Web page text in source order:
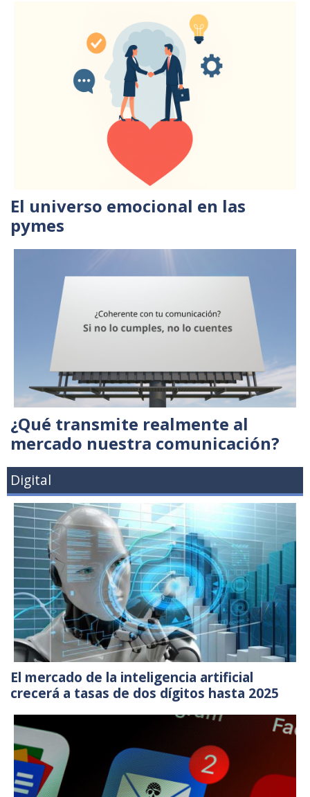
El universo emocional en las
pymes
¿Qué transmite realmente al
mercado nuestra comunicación?
Digital
El mercado de la inteligencia artificial
crecerá a tasas de dos dígitos hasta 2025